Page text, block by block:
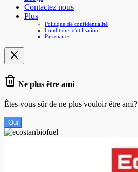
Contactez nous
Plus
Politique de confidentialité
Conditions d'utilisation
Partenaires
Ne plus être ami
Êtes-vous sûr de ne plus vouloir être ami?
Oui